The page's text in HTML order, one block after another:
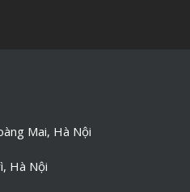
Mai, Hà Nội
Hà Nội